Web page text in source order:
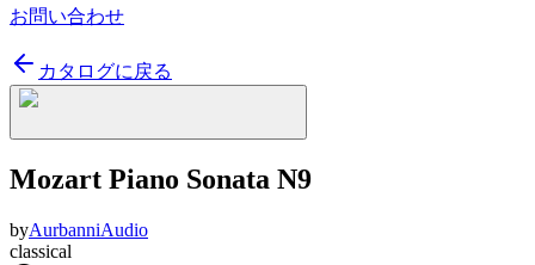
お問い合わせ
カタログに戻る
Mozart Piano Sonata N9
byAurbanniAudio
classical